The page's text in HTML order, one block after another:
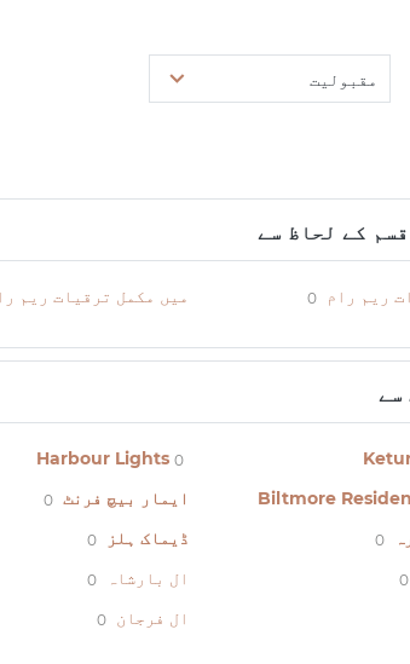
مقبولیت
کے لحاظ سے
ریم رام 0 میں مکمل ترقیات ریم
سے
Harbour Lights 0
Biltmore ایمار بیچ فرنٹ 0
0 ڈیماک ہلز 0
0 ال بارشاہ 0
ال فرجان 0